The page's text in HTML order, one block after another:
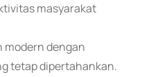
masyarakat
modern dengan
tetap dipertahankan.